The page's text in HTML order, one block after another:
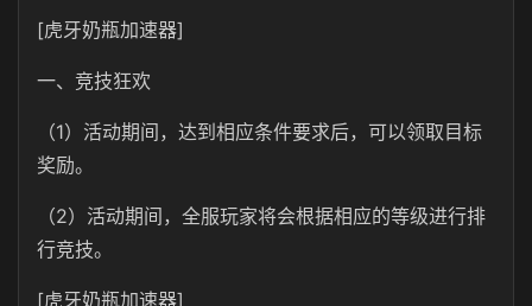
[虎牙奶瓶加速器]
一、竞技狂欢
（1）活动期间，达到相应条件要求后，可以领取目标
奖励。
（2）活动期间，全服玩家将会根据相应的等级进行排
行竞技。
[虎牙奶瓶加速器]